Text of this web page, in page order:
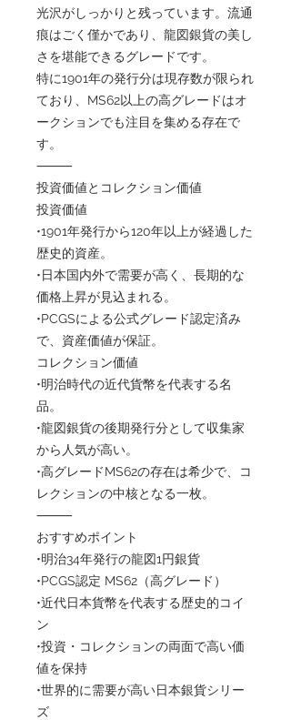
光沢がしっかりと残っています。流通
痕はごく僅かであり、龍図銀貨の美し
さを堪能できるグレードです。
特に1901年の発行分は現存数が限られ
ており、MS62以上の高グレードはオ
ークションでも注目を集める存在で
す。
⸻
投資価値とコレクション価値
投資価値
•1901年発行から120年以上が経過した
歴史的資産。
•日本国内外で需要が高く、長期的な
価格上昇が見込まれる。
•PCGSによる公式グレード認定済み
で、資産価値が保証。
コレクション価値
•明治時代の近代貨幣を代表する名
品。
•龍図銀貨の後期発行分として収集家
から人気が高い。
•高グレードMS62の存在は希少で、コ
レクションの中核となる一枚。
⸻
おすすめポイント
•明治34年発行の龍図1円銀貨
•PCGS認定 MS62（高グレード）
•近代日本貨幣を代表する歴史的コイ
ン
•投資・コレクションの両面で高い価
値を保持
•世界的に需要が高い日本銀貨シリー
ズ